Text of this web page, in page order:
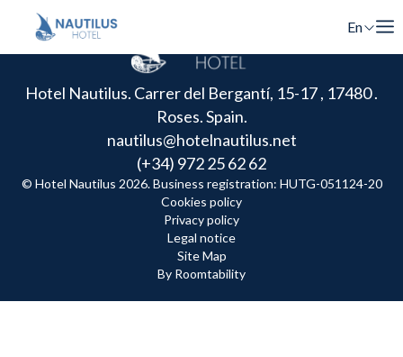
En
Es
Hotel Nautilus. Carrer del Bergantí, 15-17 , 17480 .
Roses. Spain.
nautilus@hotelnautilus.net
(+34) 972 25 62 62
© Hotel Nautilus 2026. Business registration: HUTG-051124-20
Cookies policy
Privacy policy
Legal notice
Site Map
By Roomtability